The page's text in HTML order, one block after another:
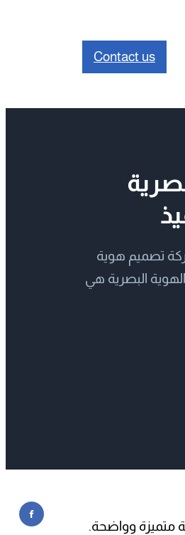
Contact us
تصميم هوية
البصرية هي
التجارية، وهي
قد تتساءل – ما
متميزة وواضحة.